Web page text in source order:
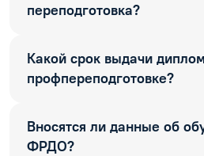
переподготовка?
Какой срок выдачи
профпереподготовке?
Вносятся ли данные об
ФРДО?